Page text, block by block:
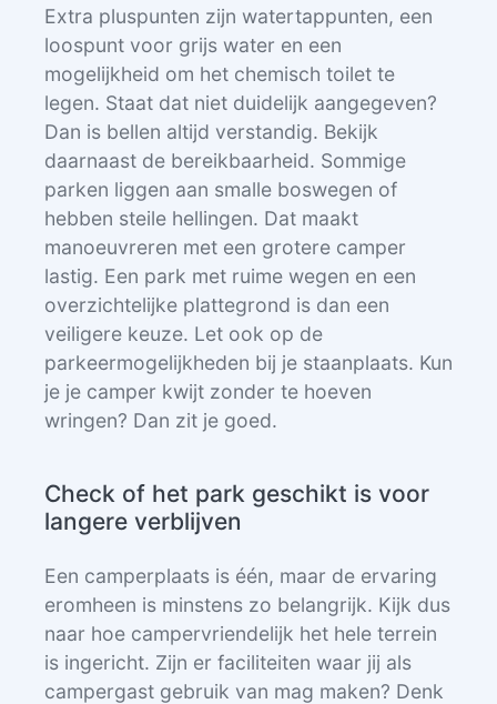
Extra pluspunten zijn watertappunten, een
loospunt voor grijs water en een
mogelijkheid om het chemisch toilet te
legen. Staat dat niet duidelijk aangegeven?
Dan is bellen altijd verstandig. Bekijk
daarnaast de bereikbaarheid. Sommige
parken liggen aan smalle boswegen of
hebben steile hellingen. Dat maakt
manoeuvreren met een grotere camper
lastig. Een park met ruime wegen en een
overzichtelijke plattegrond is dan een
veiligere keuze. Let ook op de
parkeermogelijkheden bij je staanplaats. Kun
je je camper kwijt zonder te hoeven
wringen? Dan zit je goed.
Check of het park geschikt is voor
langere verblijven
Een camperplaats is één, maar de ervaring
eromheen is minstens zo belangrijk. Kijk dus
naar hoe campervriendelijk het hele terrein
is ingericht. Zijn er faciliteiten waar jij als
campergast gebruik van mag maken? Denk